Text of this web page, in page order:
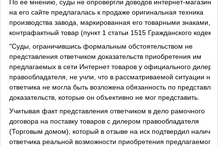
По ее мнению, суды не опровергли доводов интернет-магазина,
на его сайте предлагалась к продаже оригинальная техника
производства завода, маркированная его товарными знаками, а
контрафактный товар (пункт 1 статьи 1515 Гражданского
"Суды, ограничившись формальным обстоятельством не
представления ответчиком доказательств приобретения им
предлагаемых в сети Интернет товаров у официального дилера
правообладателя, не учли, что в рассматриваемой ситуации на
ответчика не могла быть возложена обязанность по
доказательств, которые он объективно не мог представить.
Учитывая факт представления ответчиком в дело рамочного
договора на поставку товаров с дилером правообладателя
(Торговым домом), который в отзыве на иск подтвердил
ответчика реальной возможности приобретения предлагаемого